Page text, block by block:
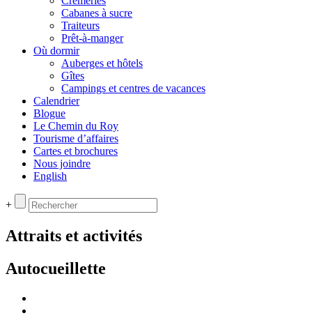
Cabanes à sucre
Traiteurs
Prêt-à-manger
Où dormir
Auberges et hôtels
Gîtes
Campings et centres de vacances
Calendrier
Blogue
Le Chemin du Roy
Tourisme d’affaires
Cartes et brochures
Nous joindre
English
+
Attraits et activités
Autocueillette